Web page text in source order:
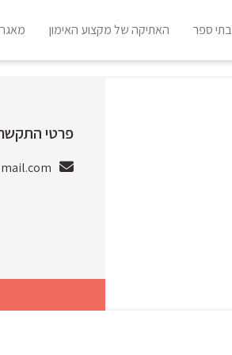
בתי ספר האתיקה של מקצוע האימון
פרטי